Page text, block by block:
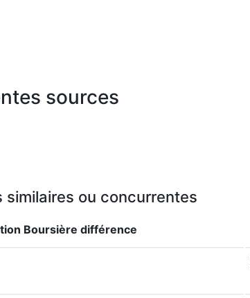
sources
ou concurrentes
Boursière différence